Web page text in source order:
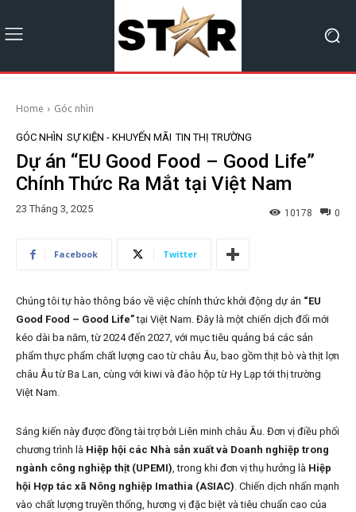
Home Góc nhìn
GÓC NHÌN SỰ KIỆN - KHUYẾN MÃI TIN THỊ TRƯỜNG
Dự án “EU Good Food – Good Life”
Chính Thức Ra Mắt tại Việt Nam
23 Tháng 3, 2025 0
10178
Facebook Twitter
Chúng tôi tự hào thông báo về việc chính thức khởi động dự án “EU
Good Food – Good Life”tại Việt Nam. Đây là một chiến dịch đổi mới
kéo dài ba năm, từ 2024 đến 2027, với mục tiêu quảng bá các sản
phẩm thực phẩm chất lượng cao từ châu Âu, bao gồm thịt bò và thịt lợn
châu Âu từ Ba Lan, cùng với kiwi và đào hộp từ Hy Lạp tới thị trường
Việt Nam.
Sáng kiến này được đồng tài trợ bởi Liên minh châu Âu. Đơn vị điều phối
chương trình là Hiệp hội các Nhà sản xuất và Doanh nghiệp trong
ngành công nghiệp thịt (UPEMI), trong khi đơn vị thụ hưởng là Hiệp
hội Hợp tác xã Nông nghiệp Imathia (ASIAC). Chiến dịch nhấn mạnh
vào chất lượng truyền thống, hương vị đặc biệt và tiêu chuẩn cao của